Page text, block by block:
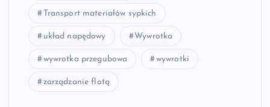
Transport materiałów sypkich
układ napędowy Wywrotka
wywrotka przegubowa wywrotki
zarządzanie flotą